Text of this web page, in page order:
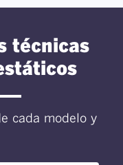
técnicas
cada modelo y